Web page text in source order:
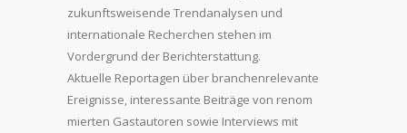
zukunftsweisende Trendanalysen und
internationale Recherchen stehen im
Vordergrund der Berichterstattung.
Aktuelle Reportagen über branchenrelevante
Ereignisse, interessante Beiträge von renom
mierten Gastautoren sowie Interviews mit